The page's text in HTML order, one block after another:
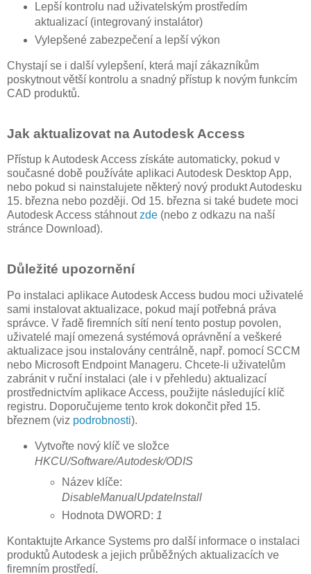
Lepší kontrolu nad uživatelským prostředím
aktualizací (integrovaný instalátor)
Vylepšené zabezpečení a lepší výkon
Chystají se i další vylepšení, která mají zákazníkům
poskytnout větší kontrolu a snadný přístup k novým funkcím
CAD produktů.
Jak aktualizovat na Autodesk Access
Přístup k Autodesk Access získáte automaticky, pokud v
současné době používáte aplikaci Autodesk Desktop App,
nebo pokud si nainstalujete některý nový produkt Autodesku
15. března nebo později. Od 15. března si také budete moci
Autodesk Access stáhnoutzde (nebo z odkazu na naší
stránce Download).
Důležité upozornění
Po instalaci aplikace Autodesk Access budou moci uživatelé
sami instalovat aktualizace, pokud mají potřebná práva
správce. V řadě firemních sítí není tento postup povolen,
uživatelé mají omezená systémová oprávnění a veškeré
aktualizace jsou instalovány centrálně, např. pomocí SCCM
nebo Microsoft Endpoint Manageru. Chcete-li uživatelům
zabránit v ruční instalaci (ale i v přehledu) aktualizací
prostřednictvím aplikace Access, použijte následující klíč
registru. Doporučujeme tento krok dokončit před 15.
březnem (viz podrobnosti).
Vytvořte nový klíč ve složce
HKCU/Software/Autodesk/ODIS
Název klíče:
DisableManualUpdateInstall
Hodnota DWORD: 1
Kontaktujte Arkance Systems pro další informace o instalaci
produktů Autodesk a jejich průběžných aktualizacích ve
firemním prostředí.